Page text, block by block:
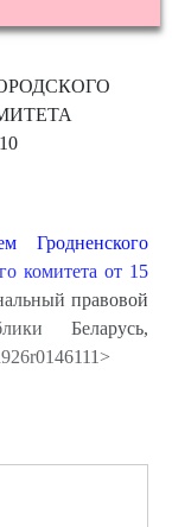
Гродненского
комитета от 15
правовой
Беларусь,